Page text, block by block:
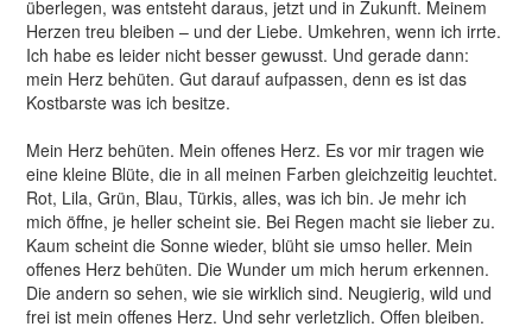
überlegen, was entsteht daraus, jetzt und in Zukunft. Meinem
Herzen treu bleiben – und der Liebe. Umkehren, wenn ich irrte.
Ich habe es leider nicht besser gewusst. Und gerade dann:
mein Herz behüten. Gut darauf aufpassen, denn es ist das
Kostbarste was ich besitze.
Mein Herz behüten. Mein offenes Herz. Es vor mir tragen wie
eine kleine Blüte, die in all meinen Farben gleichzeitig leuchtet.
Rot, Lila, Grün, Blau, Türkis, alles, was ich bin. Je mehr ich
mich öffne, je heller scheint sie. Bei Regen macht sie lieber zu.
Kaum scheint die Sonne wieder, blüht sie umso heller. Mein
offenes Herz behüten. Die Wunder um mich herum erkennen.
Die andern so sehen, wie sie wirklich sind. Neugierig, wild und
frei ist mein offenes Herz. Und sehr verletzlich. Offen bleiben.